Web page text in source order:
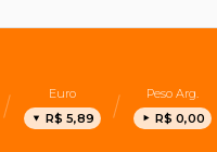
Euro
R$ 5,89
Peso Arg.
R$ 0,00